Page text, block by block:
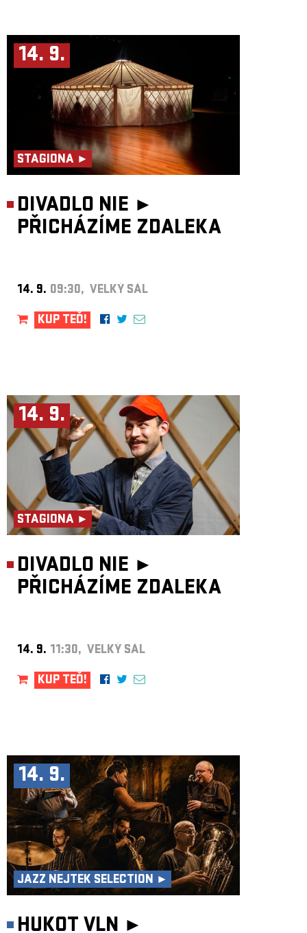
14. 9.
STAGIONA ►
DIVADLO NIE ►
PŘICHÁZÍME ZDALEKA
14. 9. 09:30, VELKÝ SÁL
KUP TEĎ!
14. 9.
STAGIONA ►
DIVADLO NIE ►
PŘICHÁZÍME ZDALEKA
14. 9. 11:30, VELKÝ SÁL
KUP TEĎ!
14. 9.
JAZZ NEJTEK SELECTION ►
HUKOT VLN ►